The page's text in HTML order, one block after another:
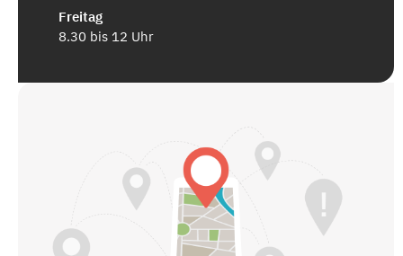
Freitag
8.30 bis 12 Uhr